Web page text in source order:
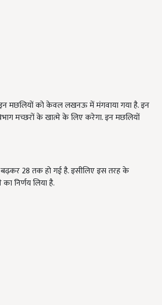
इन मछलियों को केवल लखनऊ में मंगवाया गया है. इन
मच्छरों के खात्मे के लिए करेगा. इन मछलियों
बढ़कर 28 तक हो गई है. इसीलिए इस तरह के
निर्णय लिया है.